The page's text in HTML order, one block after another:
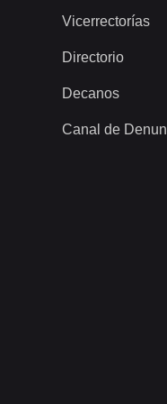
Vicerrectorías
Directorio
Decanos
Canal de